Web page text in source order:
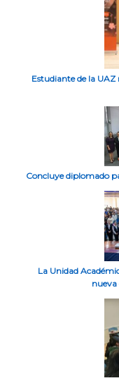
Estudiante de la
Concluye diplomado
La Unidad
nueva